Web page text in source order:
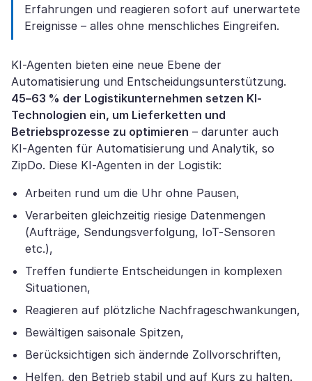
Erfahrungen und reagieren sofort auf unerwartete
Ereignisse – alles ohne menschliches Eingreifen.
KI-Agenten bieten eine neue Ebene der
Automatisierung und Entscheidungsunterstützung.
45–63 % der Logistikunternehmen setzen KI-
Technologien ein, um Lieferketten und
Betriebsprozesse zu optimieren – darunter auch
KI‑Agenten für Automatisierung und Analytik, so
ZipDo. Diese KI-Agenten in der Logistik:
Arbeiten rund um die Uhr ohne Pausen,
Verarbeiten gleichzeitig riesige Datenmengen
(Aufträge, Sendungsverfolgung, IoT-Sensoren
etc.),
Treffen fundierte Entscheidungen in komplexen
Situationen,
Reagieren auf plötzliche Nachfrageschwankungen,
Bewältigen saisonale Spitzen,
Berücksichtigen sich ändernde Zollvorschriften,
Helfen, den Betrieb stabil und auf Kurs zu halten.